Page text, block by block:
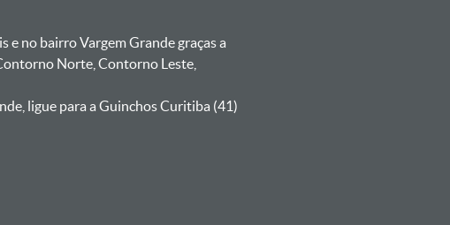
no bairro Vargem Grande graças a
Norte, Contorno Leste,
ligue para a Guinchos Curitiba (41)